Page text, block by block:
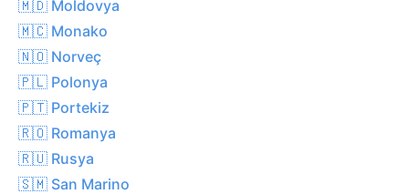
🇲🇩 Moldovya
🇲🇨 Monako
🇳🇴 Norveç
🇵🇱 Polonya
🇵🇹 Portekiz
🇷🇴 Romanya
🇷🇺 Rusya
🇸🇲 San Marino